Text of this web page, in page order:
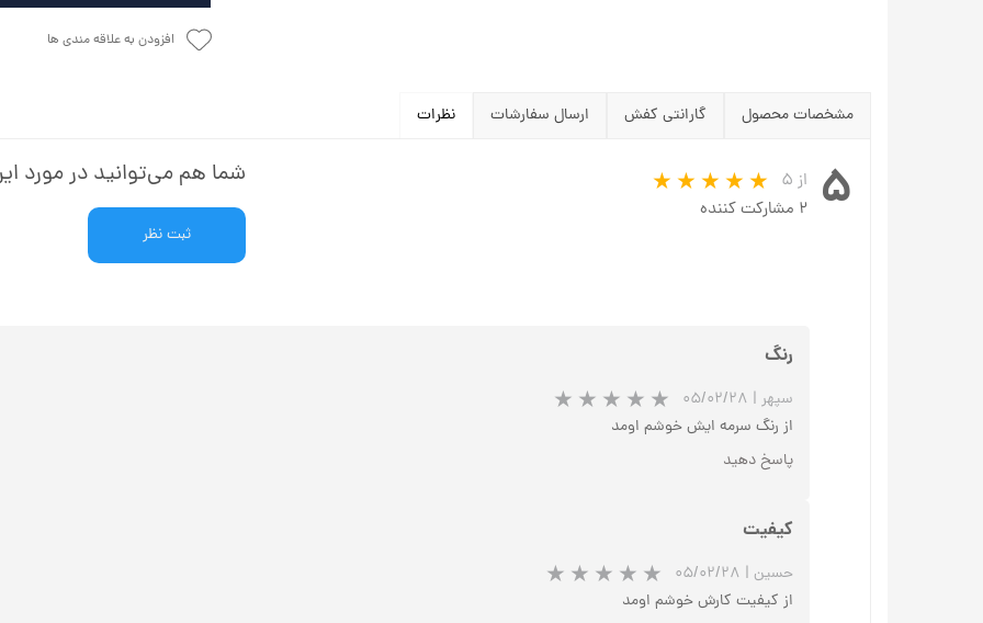
افزودن به علاقه مندی ها
مشخصات محصول گارانتی کفش ارسال سفارشات نظرات
۵
از ۵
۲ مشارکت کننده
شما هم می‌توانید در مورد
ثبت نظر
کیفیت
حسین | ۰۵/۰۲/۲۸
از کیفیت کارش خوشم اومد
رنگ
سپهر | ۰۵/۰۲/۲۸
از رنگ سرمه ایش خوشم اومد
پاسخ دهید